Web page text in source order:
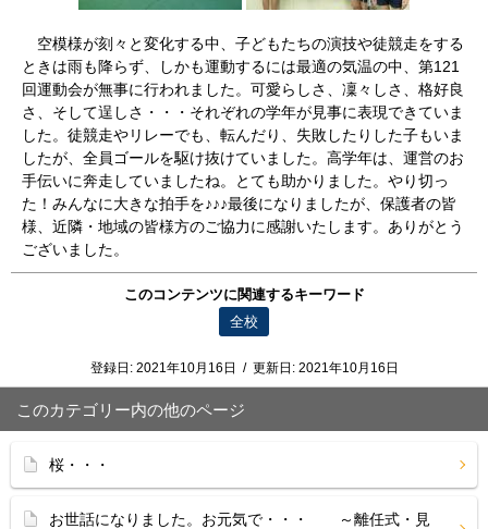
空模様が刻々と変化する中、子どもたちの演技や徒競走をする
ときは雨も降らず、しかも運動するには最適の気温の中、第121
回運動会が無事に行われました。可愛らしさ、凜々しさ、格好良
さ、そして逞しさ・・・それぞれの学年が見事に表現できていま
した。徒競走やリレーでも、転んだり、失敗したりした子もいま
したが、全員ゴールを駆け抜けていました。高学年は、運営のお
手伝いに奔走していましたね。とても助かりました。やり切っ
た！みんなに大きな拍手を♪♪♪最後になりましたが、保護者の皆
様、近隣・地域の皆様方のご協力に感謝いたします。ありがとう
ございました。
このコンテンツに関連するキーワード
全校
登録日: 2021年10月16日 / 更新日: 2021年10月16日
このカテゴリー内の他のページ
桜・・・
お世話になりました。お元気で・・・ ～離任式・見